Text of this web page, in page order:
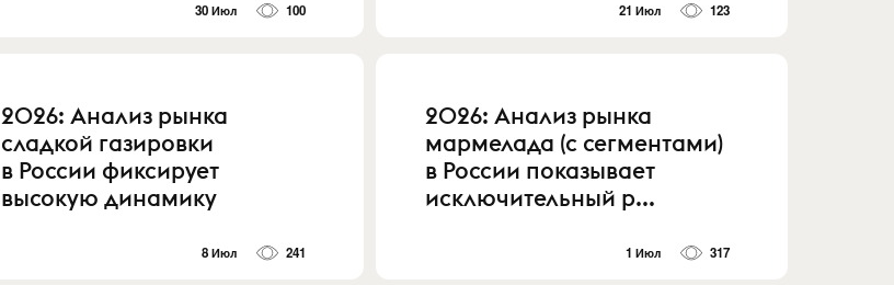
30 Июл 100 21 Июл 123
2026: Анализ рынка
сладкой газировки
в России фиксирует
высокую динамику
8 Июл 241
2026: Анализ рынка
мармелада (с сегментами)
в России показывает
исключительный р...
1 Июл 317